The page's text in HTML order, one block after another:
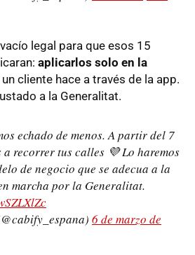
legal para que esos 15
aplicarlos solo en la
cliente hace a través de la app.
a la Generalitat.
echado de menos. A partir del 7
a recorrer tus calles 💜 Lo haremos
de negocio que se adecua a la
marcha por la Generalitat.
6 de marzo de